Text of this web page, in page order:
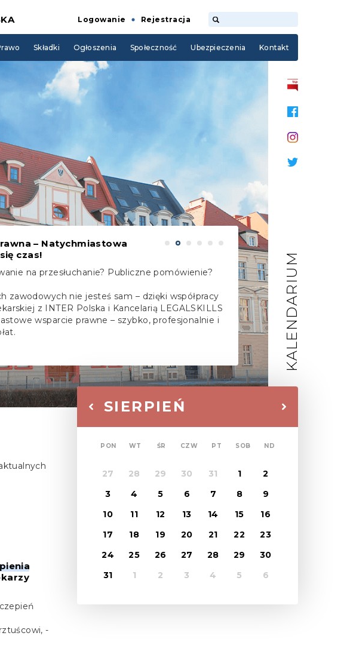
Logowanie Rejestracja
Składki Ogłoszenia Społeczność Ubezpieczenia Kontakt
– Natychmiastowa
czas!
na przesłuchanie? Publiczne pomówienie?
zawodowych nie jesteś sam – dzięki współpracy
z INTER Polska i Kancelarią LEGALSKILLS
wsparcie prawne – szybko, profesjonalnie i
KALENDARIUM
-
SIERPIEŃ
PON WT ŚR CZW PT SOB ND
27 28 29 30 31 1
2
3
4 5 6 7 8
9
10
11 12 13 14 15
16
17
18 19 20 21 22
23
24
25 26 27 28 29
30
31
1 2 3 4 5 6